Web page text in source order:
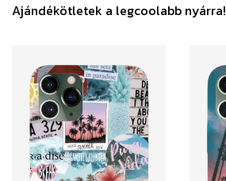
Ajándékötletek a legcoolabb nyárra!